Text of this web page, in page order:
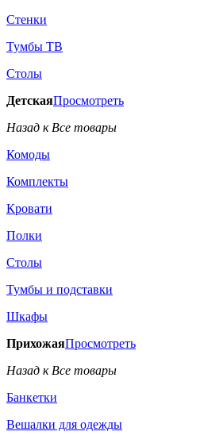
Стенки
Тумбы ТВ
Столы
ДетскаяПросмотреть
Назад к Все товары
Комоды
Комплекты
Кровати
Полки
Столы
Тумбы и подставки
Шкафы
ПрихожаяПросмотреть
Назад к Все товары
Банкетки
Вешалки для одежды